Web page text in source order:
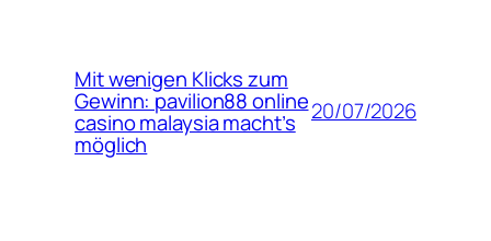
Mit wenigen Klicks zum
Gewinn: pavilion88 online
casino malaysia macht’s
möglich
20/07/2026